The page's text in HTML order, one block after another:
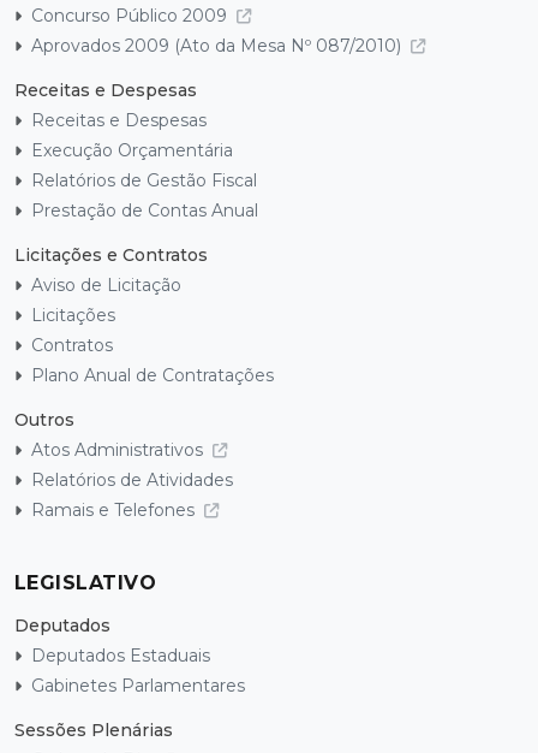
Concurso Público 2009
Aprovados 2009 (Ato da Mesa Nº 087/2010)
Receitas e Despesas
Receitas e Despesas
Execução Orçamentária
Relatórios de Gestão Fiscal
Prestação de Contas Anual
Licitações e Contratos
Aviso de Licitação
Licitações
Contratos
Plano Anual de Contratações
Outros
Atos Administrativos
Relatórios de Atividades
Ramais e Telefones
LEGISLATIVO
Deputados
Deputados Estaduais
Gabinetes Parlamentares
Sessões Plenárias